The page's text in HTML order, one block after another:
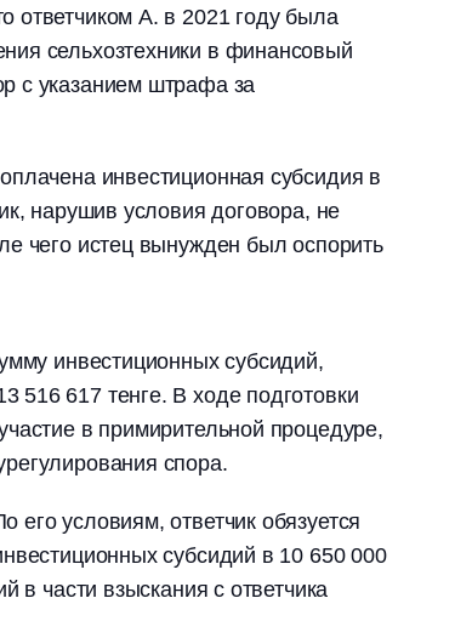
ответчиком А. в 2021 году была
сельхозтехники в финансовый
с указанием штрафа за
инвестиционная субсидия в
нарушив условия договора, не
чего истец вынужден был оспорить
инвестиционных субсидий,
617 тенге. В ходе подготовки
в примирительной процедуре,
спора.
условиям, ответчик обязуется
субсидий в 10 650 000
в части взыскания с ответчика